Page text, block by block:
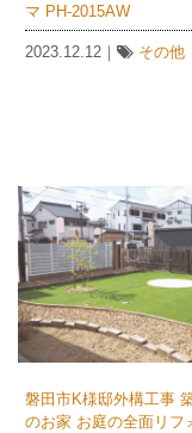
マ PH-2015AW
2023.12.12｜ その他
磐田市K様邸外構工事
のお家 お庭の全面リフ